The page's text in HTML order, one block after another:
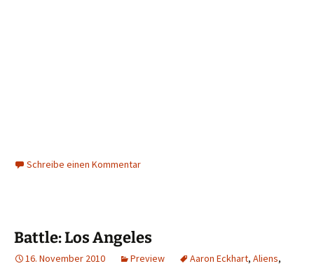
Schreibe einen Kommentar
Battle: Los Angeles
16. November 2010 Preview Aaron Eckhart, Aliens,